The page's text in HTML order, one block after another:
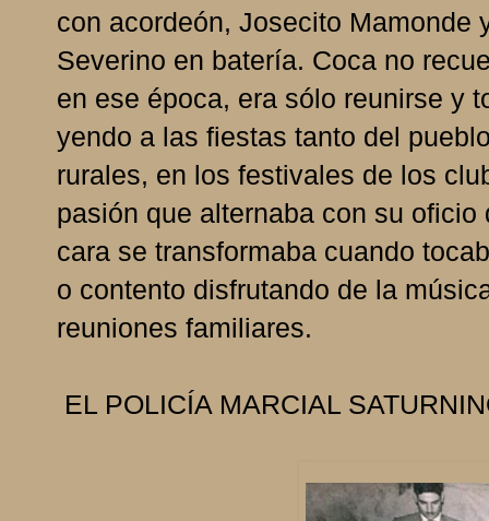
con acordeón, Josecito Mamonde
Severino en batería. Coca no
en ese época, era sólo reunirse y
yendo a las fiestas tanto del
rurales, en los festivales de los
pasión que alternaba con su
cara se transformaba cuando
o contento disfrutando de la
reuniones familiares.
EL POLICÍA MARCIAL